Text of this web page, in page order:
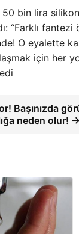
bin lira
“Farklı fantezi
O eyalette
Başınızda
neden olur! →